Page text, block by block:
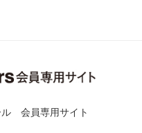
ル 会員専用サイト